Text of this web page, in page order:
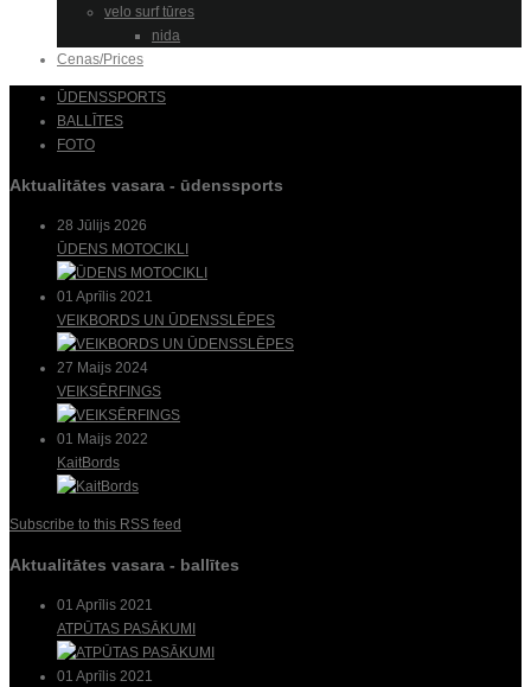
velo surf tūres
nida
Cenas/Prices
ŪDENSSPORTS
BALLĪTES
FOTO
Aktualitātes vasara - ūdenssports
28 Jūlijs 2026
ŪDENS MOTOCIKLI
01 Aprīlis 2021
VEIKBORDS UN ŪDENSSLĒPES
27 Maijs 2024
VEIKSĒRFINGS
01 Maijs 2022
KaitBords
Subscribe to this RSS feed
Aktualitātes vasara - ballītes
01 Aprīlis 2021
ATPŪTAS PASĀKUMI
01 Aprīlis 2021